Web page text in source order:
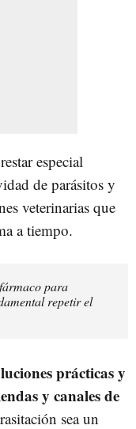
especial
de parásitos y
veterinarias que
a tiempo.
para
repetir el
prácticas y
y canales de
sea un